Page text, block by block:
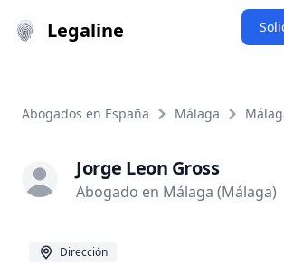
Legaline
Abogados en España Málaga
Jorge Leon Gross
Abogado en Málaga (Málaga)
Dirección